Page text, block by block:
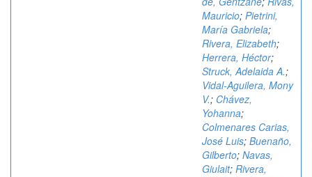
Mauricio; Pietrini,
María Gabriela;
Rivera, Elizabeth;
Herrera, Héctor;
Struck, Adelaida A.;
Vidal-Aguilera, Mony
V.; Chávez,
Yohanna;
Colmenares Carias,
José Luis; Buenaño,
Gilberto; Navas,
Giulait; Rivera,